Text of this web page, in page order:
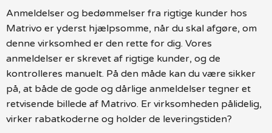
Anmeldelser og bedømmelser fra rigtige kunder hos
Matrivo er yderst hjælpsomme, når du skal afgøre, om
denne virksomhed er den rette for dig. Vores
anmeldelser er skrevet af rigtige kunder, og de
kontrolleres manuelt. På den måde kan du være sikker
på, at både de gode og dårlige anmeldelser tegner et
retvisende billede af Matrivo. Er virksomheden pålidelig,
virker rabatkoderne og holder de leveringstiden?